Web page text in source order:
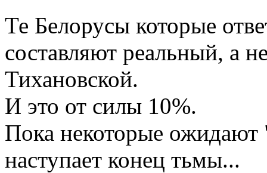
Те Белорусы которые
составляют реальный, а
Тихановской.
И это от силы 10%.
Пока некоторые ожидают
наступает конец тьмы...